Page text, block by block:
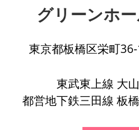
グリーンホ
東京都板橋区栄町
東武東上線 大
都営地下鉄三田線 板